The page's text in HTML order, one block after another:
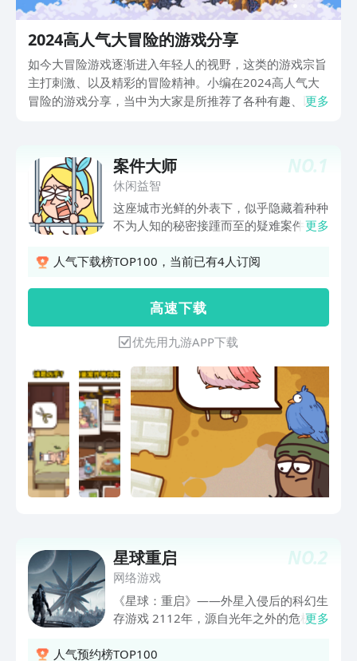
2024高人气大冒险的游戏分享
如今大冒险游戏逐渐进入年轻人的视野，这类的游戏宗旨
主打刺激、以及精彩的冒险精神。小编在2024高人气大
冒险的游戏分享，当中为大家是所推荐了各种有趣、以及
更多
NO.1
案件大师
休闲益智
这座城市光鲜的外表下，似乎隐藏着种种
不为人知的秘密接踵而至的疑难案件，
宁生活，身为大侦探的你义不容辞！查明
戏，欢乐与益智并存！深入挖掘其中的细
节，找出隐藏物品与线索。运用你的分析
能力，侦破嫌疑人的谎言！如果你也喜欢
侦探游戏，热爱思考，逻辑解谜，侦探推
理，那么这必然是一场精彩的脑洞风暴，
不要错过！快乐开启！游戏特点1.奇趣的
画风，与超棒的bgm音效共同带来沉浸
式游戏体验2.丰富的游戏关卡：日常案件
以及重大悬疑推理3.多重游戏玩法，侦探
推理，经营酒店变身富豪，收集图鉴... 你
喜欢的我们都有！4.融合寻找物品，搜集
更多
人气下载榜TOP100，当前已有4人订阅
高 速 下 载
优先用九游APP下载
NO.2
星球重启
网络游戏
《星球：重启》——外星入侵后的科幻生
存游戏 2112年，源自光年之外的危机降
一道防线。科技之都沦为废墟，掩埋在黄
更多
人气预约榜TOP100